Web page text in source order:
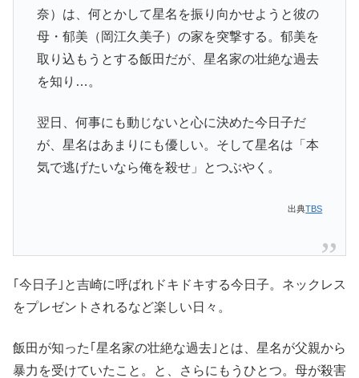
奈）は、何とかして星名を振り向かせようと彼の
母・郁美（岡江久美子）の家を突撃する。郁美を
取り込もうとする飯田だが、星名家の壮絶な過去
を知り…。
翌日、何事にも動じないと心に決めた今日子だ
が、星名はあまりにも優しい。そして星名は「本
気で逃げたいなら俺を殺せ」とつぶやく。
出典TBS
｢今日子｣と吉崎に呼ばれドキドキする今日子。ネックレス
をプレゼントされるなど楽しい日々。
飯田が知った｢星名家の壮絶な過去｣とは、星名が父親から
暴力を受けていたこと。と、さらにもうひとつ。母が殺害